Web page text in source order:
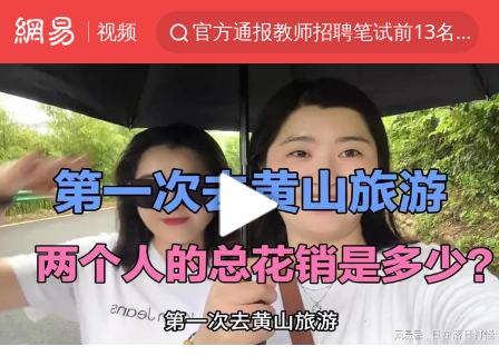
视频
官方通报教师招聘笔试前13名被淘汰
泰国枪击案凶手先杀祖父母后行凶
A股三大股指收涨
台风“白海豚”体型变大！环流面积接近13个浙江那么大
宇树科技中一签需缴款7.54万元
四川宜宾市高县发生4.9级地震
Play
00:00 03:00